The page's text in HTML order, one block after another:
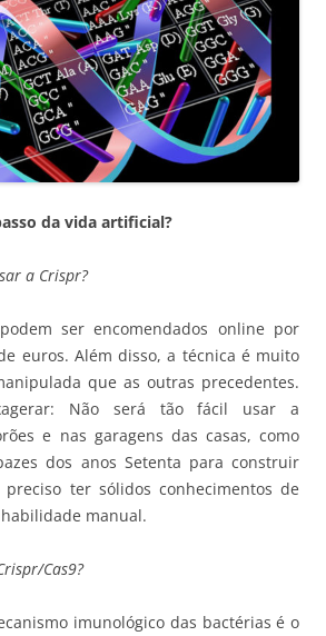
da vida artificial?
a Crispr?
ser encomendados online por
euros. Além disso, a técnica é muito
que as outras precedentes.
Não será tão fácil usar a
e nas garagens das casas, como
dos anos Setenta para construir
ter sólidos conhecimentos de
manual.
Cas9?
imunológico das bactérias é o